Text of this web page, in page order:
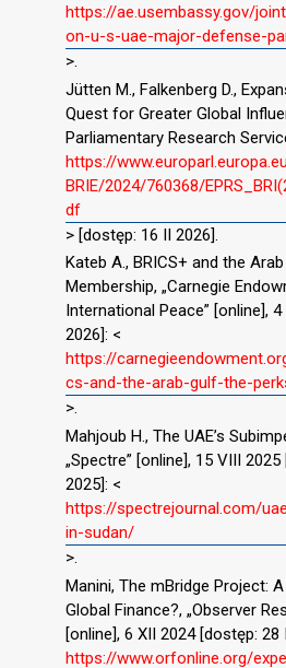
https://ae.usembassy.gov/
on-u-s-uae-major-defense-
>.
Jütten M., Falkenberg D.,
Quest for Greater Global
Parliamentary Research
https://
BRIE/2024/760368/
df
> [dostęp: 16 II 2026].
Kateb A., BRICS+ and the
Membership, „Carnegie
International Peace” [online],
2026]: <
https://
cs-and-the-arab-gulf-the-
>.
Mahjoub H., The UAE’s
„Spectre” [online], 15 VIII
2025]: <
https://spectrejournal.com/
in-sudan/
>.
Manini, The mBridge Project:
Global Finance?, „Observer
[online], 6 XII 2024 [dostęp: 28
https://www.orfonline.org/